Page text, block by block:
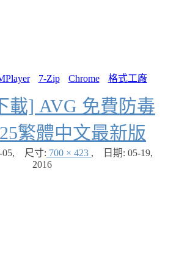
7-Zip Chrome 格式工廠
載] AVG 免費防毒
繁體中文最新版
05, 尺寸: 700 × 423 , 日期: 05-19,
2016